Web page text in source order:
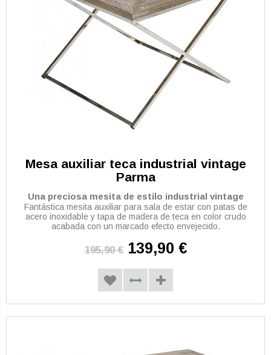
Mesa auxiliar teca industrial vintage
Parma
Una preciosa mesita de estilo industrial vintage
Fantástica mesita auxiliar para sala de estar con patas de
acero inoxidable y tapa de madera de teca en color crudo
acabada con un marcado efecto envejecido.
195,90 € 139,90 €